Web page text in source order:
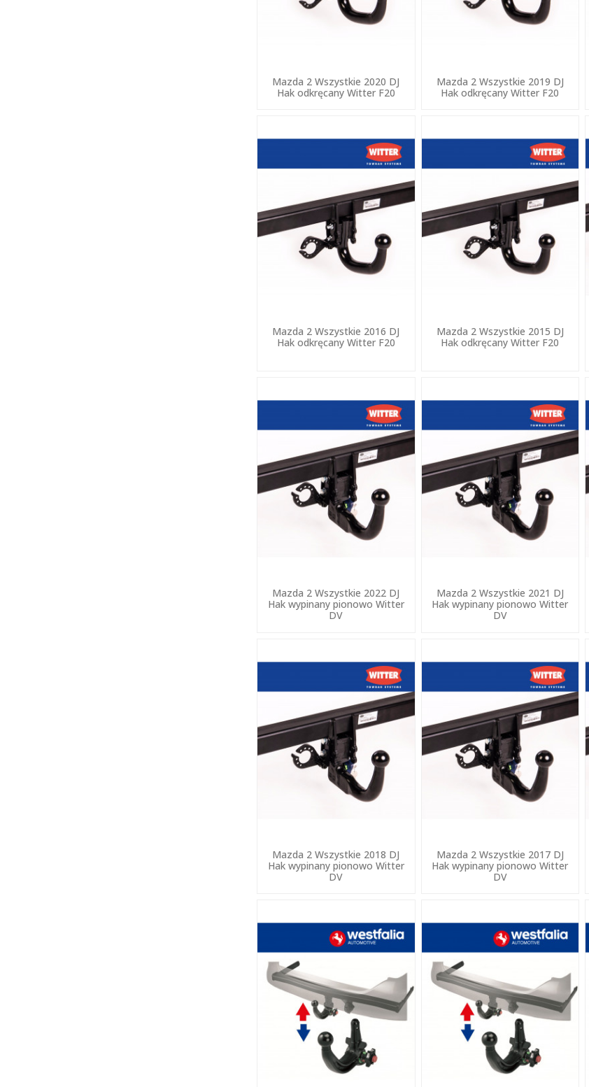
Mazda 2 Wszystkie 2020 DJ
Hak odkręcany Witter F20
Mazda 2 Wszystkie 2019 DJ
Hak odkręcany Witter F20
Mazda 2 Wszystkie 2016 DJ
Hak odkręcany Witter F20
Mazda 2 Wszystkie 2015 DJ
Hak odkręcany Witter F20
Mazda 2 Wszystkie 2022 DJ
Hak wypinany pionowo Witter
DV
Mazda 2 Wszystkie 2021 DJ
Hak wypinany pionowo Witter
DV
Mazda 2 Wszystkie 2018 DJ
Hak wypinany pionowo Witter
DV
Mazda 2 Wszystkie 2017 DJ
Hak wypinany pionowo Witter
DV